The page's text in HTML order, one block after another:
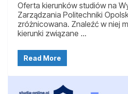
Oferta kierunków studiów na
Zarządzania Politechniki
zróżnicowana. Znaleźć w niej
kierunki związane …
Read More